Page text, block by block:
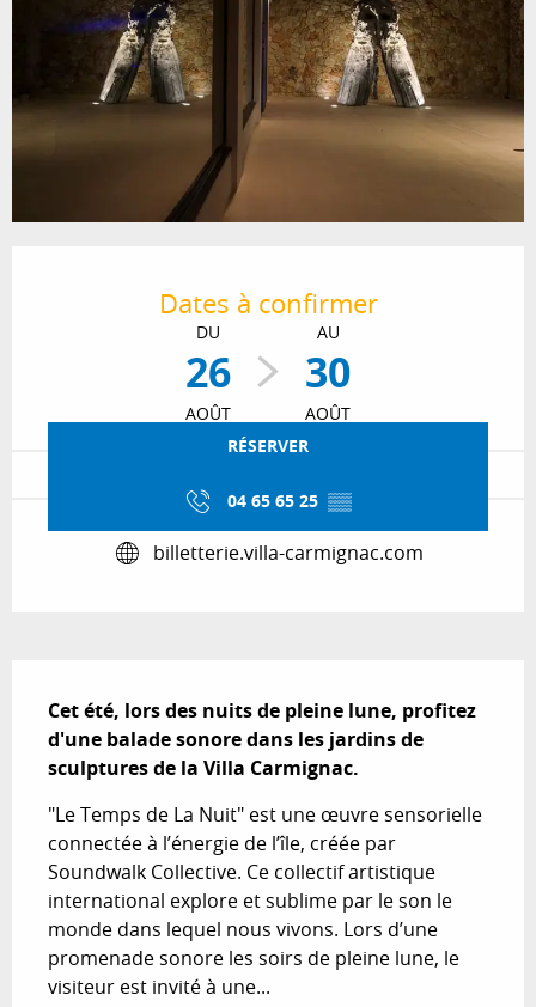
Dates à confirmer
DU
26
AOÛT
AU
30
AOÛT
RÉSERVER
04 65 65 25 ▒▒
billetterie.villa-carmignac.com
Cet été, lors des nuits de pleine lune, profitez
d'une balade sonore dans les jardins de
sculptures de la Villa Carmignac.
"Le Temps de La Nuit" est une œuvre sensorielle
connectée à l’énergie de l’île, créée par
Soundwalk Collective. Ce collectif artistique
international explore et sublime par le son le
monde dans lequel nous vivons. Lors d’une
promenade sonore les soirs de pleine lune, le
visiteur est invité à une...